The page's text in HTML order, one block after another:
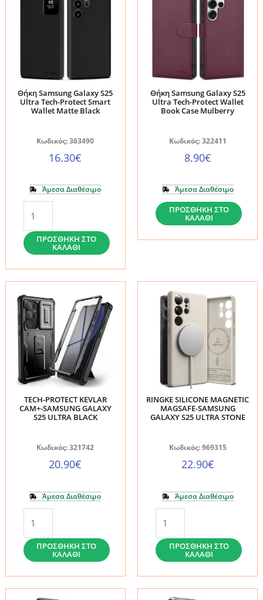
Θήκη Samsung Galaxy S25
Ultra Tech-Protect Smart
Wallet Matte Black
Κωδικός: 363490
16.30€
Άμεσα Διαθέσιμο
Galaxy
S25
Ultra
Tech-
Protect
Smart
Wallet
Matte
Black
ποσότητα
ΠΡΟΣΘΉΚΗ ΣΤΟ
ΚΑΛΆΘΙ
Θήκη Samsung Galaxy S25
Ultra Tech-Protect Wallet
Book Case Mulberry
Κωδικός: 322411
8.90€
Άμεσα Διαθέσιμο
Θήκη
Samsung
Galaxy
Tech-
Protect
Wallet
Book
Mulberry
ΠΡΟΣΘΉΚΗ ΣΤΟ
ΚΑΛΆΘΙ
TECH-PROTECT KEVLAR
CAM+-SAMSUNG GALAXY
S25 ULTRA BLACK
Κωδικός: 321742
20.90€
Άμεσα Διαθέσιμο
PROTECT
KEVLAR
CAM+-
SAMSUNG
GALAXY
ΠΡΟΣΘΉΚΗ ΣΤΟ
ΚΑΛΆΘΙ
RINGKE SILICONE MAGNETIC
MAGSAFE-SAMSUNG
GALAXY S25 ULTRA STONE
Κωδικός: 969315
22.90€
Άμεσα Διαθέσιμο
SILICONE
MAGNETIC
MAGSAFE-
SAMSUNG
GALAXY
ΠΡΟΣΘΉΚΗ ΣΤΟ
ΚΑΛΆΘΙ